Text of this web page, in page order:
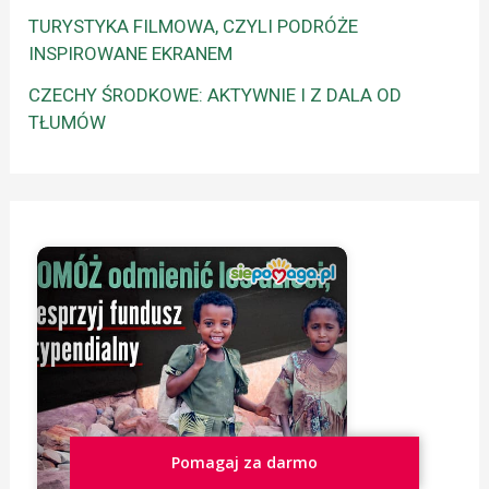
TURYSTYKA FILMOWA, CZYLI PODRÓŻE
INSPIROWANE EKRANEM
CZECHY ŚRODKOWE: AKTYWNIE I Z DALA OD
TŁUMÓW
Pomagaj za darmo